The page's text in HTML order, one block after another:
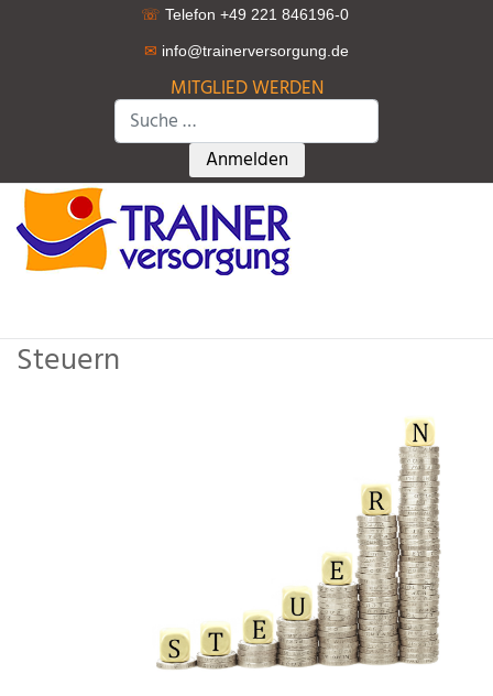
☏ Telefon +49 221 846196-0
✉ info@trainerversorgung.de
MITGLIED WERDEN
Suchen
Type 2 or more characters for
Anmelden
Steuern